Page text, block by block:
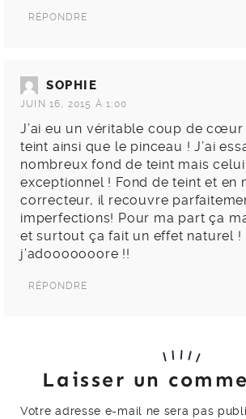
RÉPONDRE
SOPHIE
JUIN 16, 2015 À 1:00
J’ai eu un véritable coup de
teint ainsi que le pinceau ! J’ai
nombreux fond de teint mais
exceptionnel ! Fond de teint et en
correcteur, il recouvre
imperfections! Pour ma part ça
et surtout ça fait un effet naturel !
j’adooooooore !!
RÉPONDRE
Laisser un
Votre adresse e-mail ne sera pas